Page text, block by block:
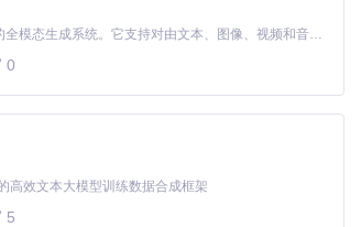
缀，适合儿童理解"
MiniMax H3 是一个通用的全模态生成系统。它支持对由文本、图像、视频和音频组成的多模态上下文进行统一理解，并能生成分辨率高达 2K、时长可达 15 秒的带原生立体声音频的视频。得益于面向任务泛化的系统设计，H3 在预训练阶段就已具备广泛的多模态上下文理解与生成能力，能够出色地执行复杂的多模态指令。
0
高效文本大模型训练数据合成框架
5